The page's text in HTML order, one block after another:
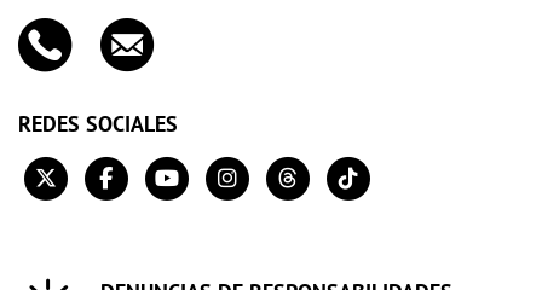
REDES SOCIALES